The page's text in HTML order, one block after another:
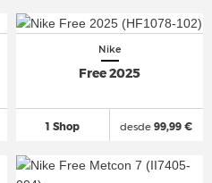
Nike
Free 2025
1 Shop desde 99,99 €